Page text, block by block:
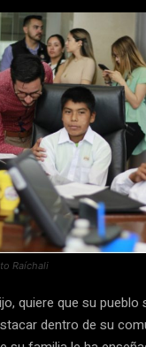
Raíchali
quiere que su
dentro de su